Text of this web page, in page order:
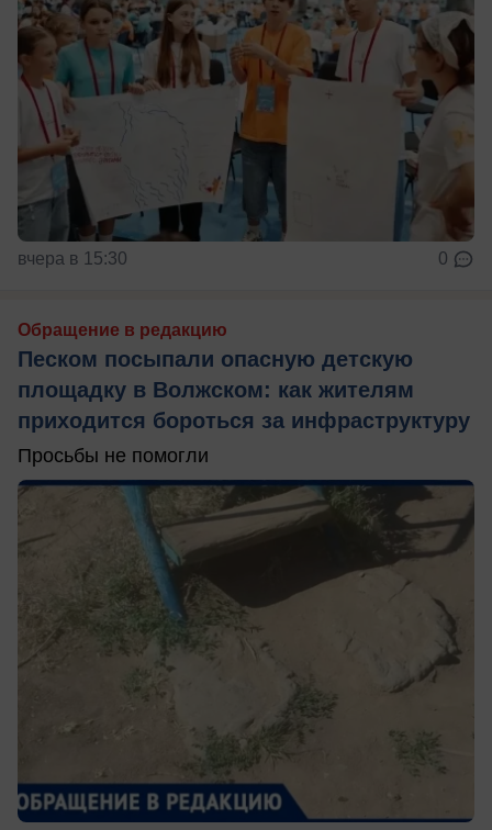
вчера в 15:30 0
Обращение в редакцию
Песком посыпали опасную детскую
площадку в Волжском: как жителям
приходится бороться за инфраструктуру
Просьбы не помогли